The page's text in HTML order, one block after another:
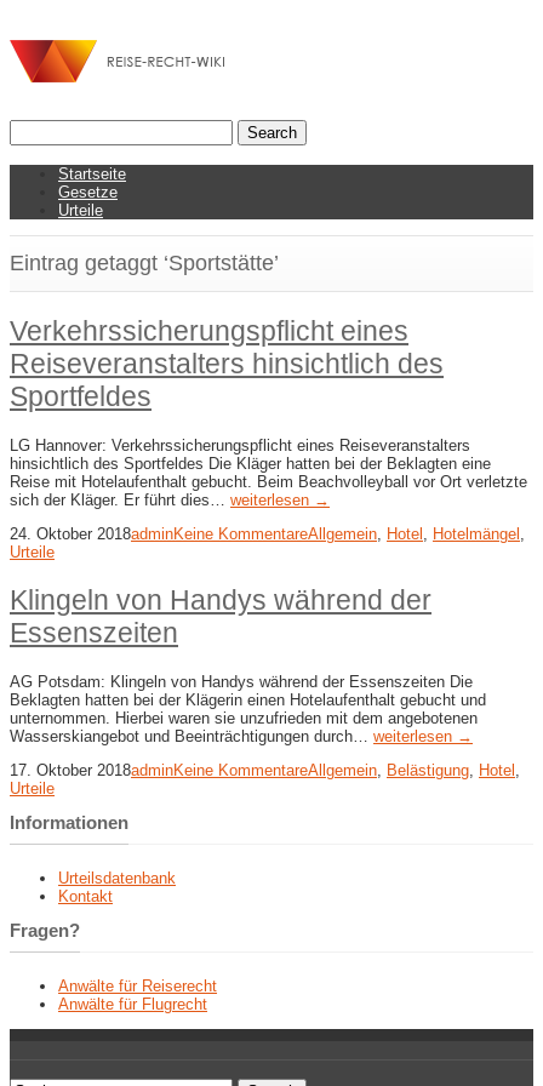
Startseite
Gesetze
Urteile
Eintrag getaggt ‘Sportstätte’
Verkehrssicherungspflicht eines
Reiseveranstalters hinsichtlich des
Sportfeldes
LG Hannover: Verkehrssicherungspflicht eines Reiseveranstalters
hinsichtlich des Sportfeldes Die Kläger hatten bei der Beklagten eine
Reise mit Hotelaufenthalt gebucht. Beim Beachvolleyball vor Ort verletzte
sich der Kläger. Er führt dies… weiterlesen →
24. Oktober 2018adminKeine KommentareAllgemein, Hotel , Hotelmängel ,
Urteile
Klingeln von Handys während der
Essenszeiten
AG Potsdam: Klingeln von Handys während der Essenszeiten Die
Beklagten hatten bei der Klägerin einen Hotelaufenthalt gebucht und
unternommen. Hierbei waren sie unzufrieden mit dem angebotenen
Wasserskiangebot und Beeinträchtigungen durch… weiterlesen →
17. Oktober 2018adminKeine KommentareAllgemein, Belästigung, Hotel ,
Urteile
Informationen
Urteilsdatenbank
Kontakt
Fragen?
Anwälte für Reiserecht
Anwälte für Flugrecht